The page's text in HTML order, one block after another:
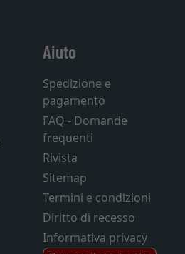
Aiuto
Spedizione e
pagamento
FAQ - Domande
frequenti
Rivista
Sitemap
Termini e condizioni
Diritto di recesso
Informativa privacy